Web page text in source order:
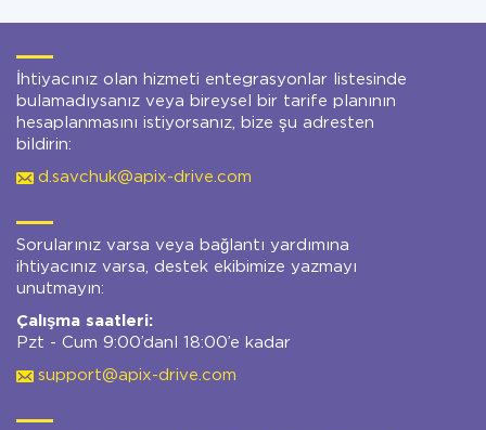
İhtiyacınız olan hizmeti entegrasyonlar listesinde
bulamadıysanız veya bireysel bir tarife planının
hesaplanmasını istiyorsanız, bize şu adresten
bildirin:
d.savchuk@apix-drive.com
Sorularınız varsa veya bağlantı yardımına
ihtiyacınız varsa, destek ekibimize yazmayı
unutmayın:
Çalışma saatleri:
Pzt - Cum 9:00’danl 18:00’e kadar
support@apix-drive.com